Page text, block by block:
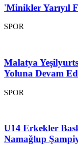
'Minikler Yarıyıl
SPOR
Malatya
Yoluna Devam
SPOR
U14 Erkekler
Namağlup